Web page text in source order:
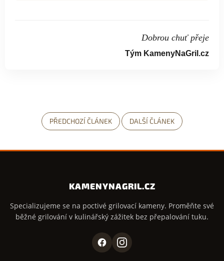
Dobrou chuť přeje
Tým KamenyNaGril.cz
PŘEDCHOZÍ ČLÁNEK DALŠÍ ČLÁNEK
KAMENYNAGRIL.CZ
Specializujeme se na poctivé grilovací kameny. Proměňte své
běžné grilování v kulinářský zážitek bez přepalování tuku.